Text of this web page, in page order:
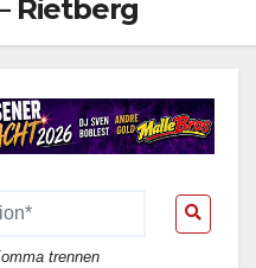
Rietberg
trennen